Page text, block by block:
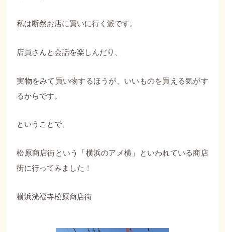
私は断然お店に買いに行く派です。
店員さんと会話を楽しんだり、
実物をみて買い物するほうが、いいものを買える気がす
るからです。
ということで、
松原商店街という「横浜のアメ横」といわれている商店
街に行ってみました！
横浜洸福寺松原商店街